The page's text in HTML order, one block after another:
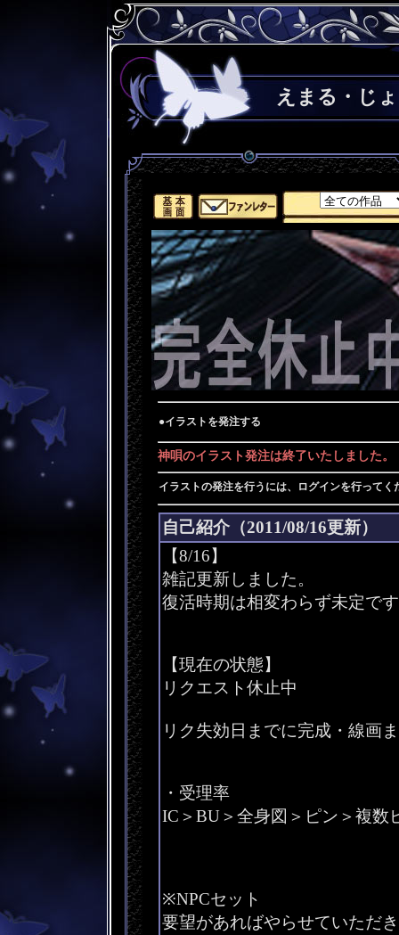
えまる・じ
●イラストを発注する
神唄のイラスト発注は終了いたしました。
イラストの発注を行うには、ログインを行ってく
自己紹介（2011/08/16更新）
【8/16】
雑記更新しました。
復活時期は相変わらず未定で
【現在の状態】
リクエスト休止中
リク失効日までに完成・線画
・受理率
IC＞BU＞全身図＞ピン＞複数
※NPCセット
要望があればやらせていただ